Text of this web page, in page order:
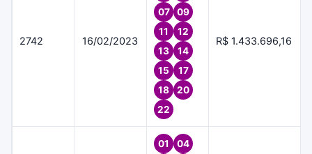
2742 16/02/2023
07
09
11
12
13
14
15
17
18
20
22
R$ 1.433.696,16
01 04